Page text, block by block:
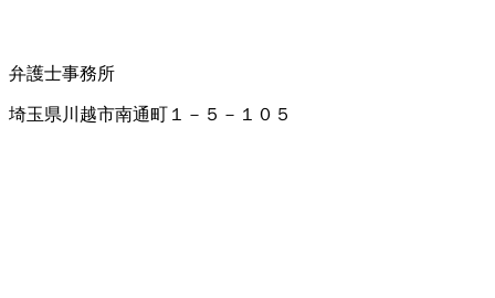
弁護士事務所
埼玉県川越市南通町１－５－１０５